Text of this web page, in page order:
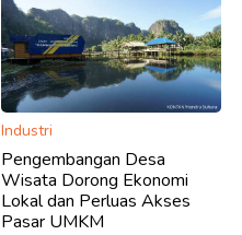
Industri
Pengembangan Desa
Wisata Dorong Ekonomi
Lokal dan Perluas Akses
Pasar UMKM